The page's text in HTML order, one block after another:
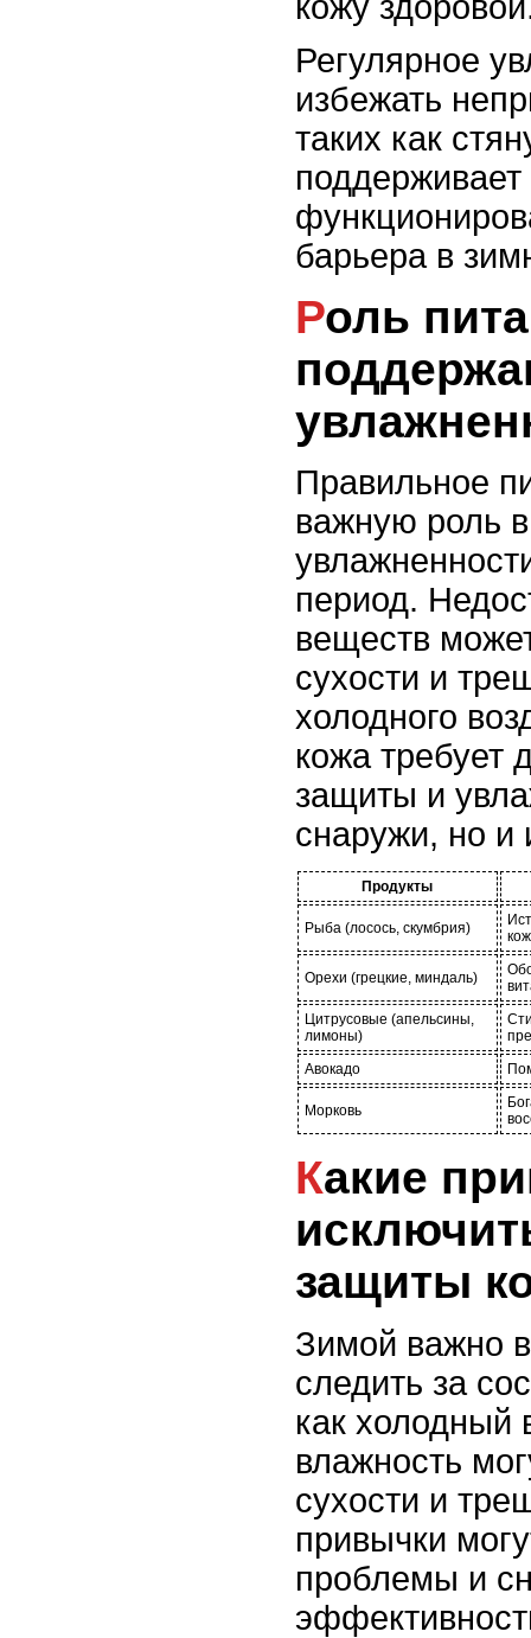
Регулярное
избежать
таких как
барьера в
Роль питания в
Правильное
важную роль
период.
веществ
сухости и
холодного
кожа требует
защиты и
снаружи, но и
Продукты
Рыба (лосось, скумбрия)
Орехи (грецкие, миндаль)
Цитрусовые (апельсины,
лимоны)
Авокадо
Морковь
Какие привычки стоит
защиты
Зимой важно
следить за
как холодный
влажность
сухости и
привычки
проблемы и